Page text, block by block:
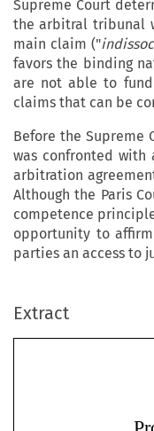
Supreme Court
the arbitral tribunal
main claim ("
favors the binding
are not able to
claims that can be
Before the Supreme
was confronted
arbitration
Although the Paris
competence
opportunity to
parties an access to
Extract